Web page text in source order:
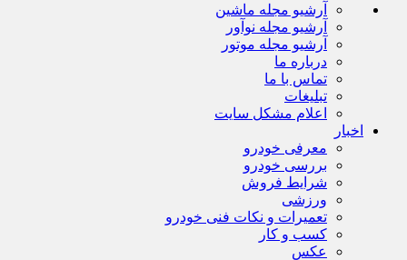
آرشیو مجله ماشین
آرشیو مجله نوآور
آرشیو مجله موتور
درباره ما
تماس با ما
تبلیغات
اعلام مشکل سایت
اخبار
معرفی خودرو
بررسی خودرو
شرایط فروش
ورزشی
تعمیرات و نکات فنی خودرو
کسب و کار
عکس